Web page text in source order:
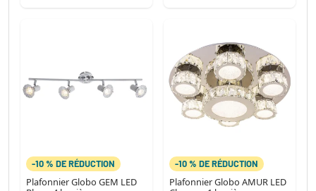
-10 % DE RÉDUCTION
Plafonnier Globo GEM LED
-10 % DE RÉDUCTION
Plafonnier Globo AMUR LED